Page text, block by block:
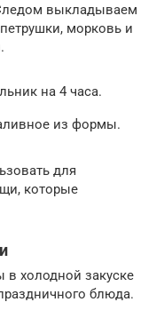
выкладываем
морковь и
на 4 часа.
из формы.
для
которые
холодной закуске
блюда.